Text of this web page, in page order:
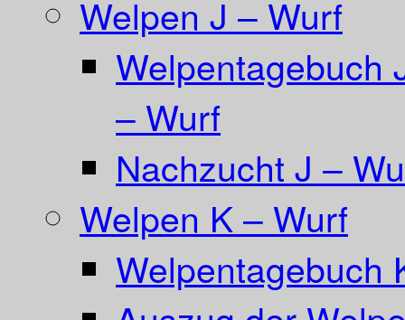
Welpen J – Wurf
Welpentagebuch
– Wurf
Nachzucht J –
Welpen K – Wurf
Welpentagebuch